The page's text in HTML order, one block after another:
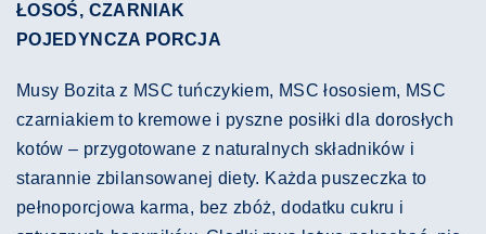
ŁOSOŚ, CZARNIAK
POJEDYNCZA PORCJA
Musy Bozita z MSC tuńczykiem, MSC łososiem, MSC
czarniakiemto kremowe i pyszne posiłki dla dorosłych
kotów – przygotowane z naturalnych składników i
starannie zbilansowanej diety. Każda puszeczka to
pełnoporcjowa karma, bez zbóż, dodatku cukru i